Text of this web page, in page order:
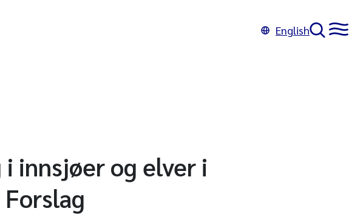
English
innsjøer og elver i